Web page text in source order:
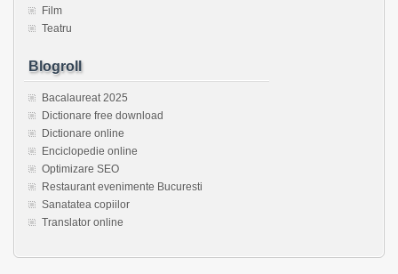
Film
Teatru
Blogroll
Bacalaureat 2025
Dictionare free download
Dictionare online
Enciclopedie online
Optimizare SEO
Restaurant evenimente Bucuresti
Sanatatea copiilor
Translator online